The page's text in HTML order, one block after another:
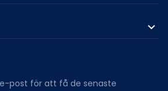

post för att få de senaste